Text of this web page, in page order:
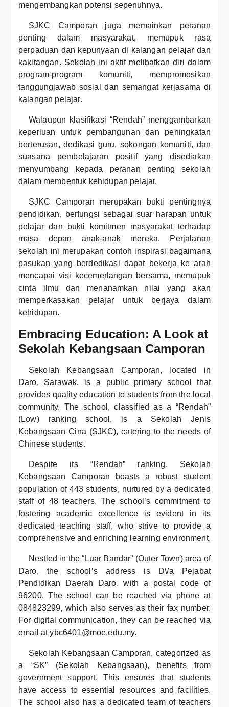
mengembangkan potensi sepenuhnya.
SJKC Camporan juga memainkan peranan
penting dalam masyarakat, memupuk rasa
perpaduan dan kepunyaan di kalangan pelajar dan
kakitangan. Sekolah ini aktif melibatkan diri dalam
program-program komuniti, mempromosikan
tanggungjawab sosial dan semangat kerjasama di
kalangan pelajar.
Walaupun klasifikasi “Rendah” menggambarkan
keperluan untuk pembangunan dan peningkatan
berterusan, dedikasi guru, sokongan komuniti, dan
suasana pembelajaran positif yang disediakan
menyumbang kepada peranan penting sekolah
dalam membentuk kehidupan pelajar.
SJKC Camporan merupakan bukti pentingnya
pendidikan, berfungsi sebagai suar harapan untuk
pelajar dan bukti komitmen masyarakat terhadap
masa depan anak-anak mereka. Perjalanan
sekolah ini merupakan contoh inspirasi bagaimana
pasukan yang berdedikasi dapat bekerja ke arah
mencapai visi kecemerlangan bersama, memupuk
cinta ilmu dan menanamkan nilai yang akan
memperkasakan pelajar untuk berjaya dalam
kehidupan.
Embracing Education: A Look at
Sekolah Kebangsaan Camporan
Sekolah Kebangsaan Camporan, located in
Daro, Sarawak, is a public primary school that
provides quality education to students from the local
community. The school, classified as a “Rendah”
(Low) ranking school, is a Sekolah Jenis
Kebangsaan Cina (SJKC), catering to the needs of
Chinese students.
Despite its “Rendah” ranking, Sekolah
Kebangsaan Camporan boasts a robust student
population of 443 students, nurtured by a dedicated
staff of 48 teachers. The school’s commitment to
fostering academic excellence is evident in its
dedicated teaching staff, who strive to provide a
comprehensive and enriching learning environment.
Nestled in the “Luar Bandar” (Outer Town) area of
Daro, the school’s address is D\/a Pejabat
Pendidikan Daerah Daro, with a postal code of
96200. The school can be reached via phone at
084823299, which also serves as their fax number.
For digital communication, they can be reached via
email at ybc6401@moe.edu.my.
Sekolah Kebangsaan Camporan, categorized as
a “SK” (Sekolah Kebangsaan), benefits from
government support. This ensures that students
have access to essential resources and facilities.
The school also has a dedicated team of teachers